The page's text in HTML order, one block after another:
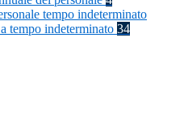
tempo indeterminato
tempo indeterminato 34